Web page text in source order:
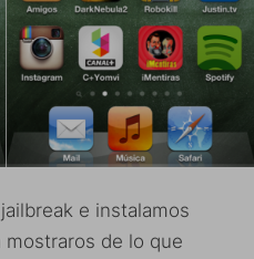
e instalamos
mostraros de lo que